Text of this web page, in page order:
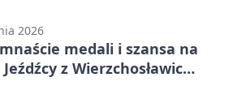
2026
medali i szansa na
z Wierzchosławic